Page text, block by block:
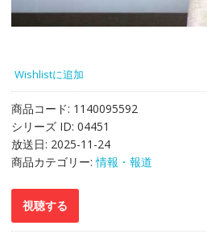
Wishlistに追加
商品コード: 1140095592
シリーズ ID: 04451
放送日: 2025-11-24
商品カテゴリー:情報・報道